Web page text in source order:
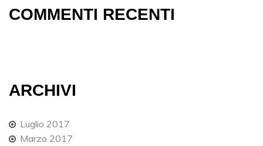
COMMENTI RECENTI
ARCHIVI
Luglio 2017
Marzo 2017